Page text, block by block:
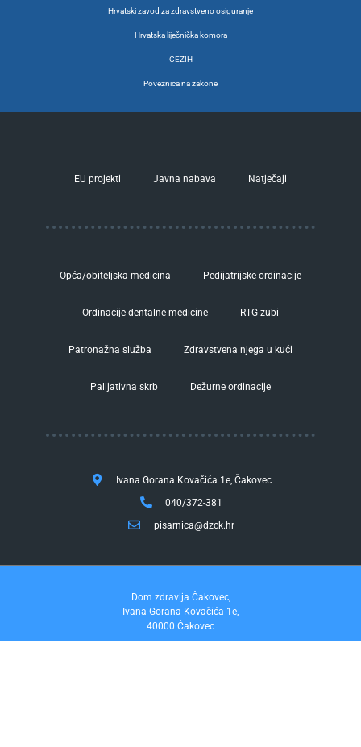
Hrvatski zavod za zdravstveno osiguranje
Hrvatska liječnička komora
CEZIH
Poveznica na zakone
EU projekti Javna nabava Natječaji
Opća/obiteljska medicina Pedijatrijske ordinacije
Ordinacije dentalne medicine RTG zubi
Patronažna služba Zdravstvena njega u kući
Palijativna skrb Dežurne ordinacije
Ivana Gorana Kovačića 1e, Čakovec
040/372-381
pisarnica@dzck.hr
Dom zdravlja Čakovec,
Ivana Gorana Kovačića 1e,
40000 Čakovec